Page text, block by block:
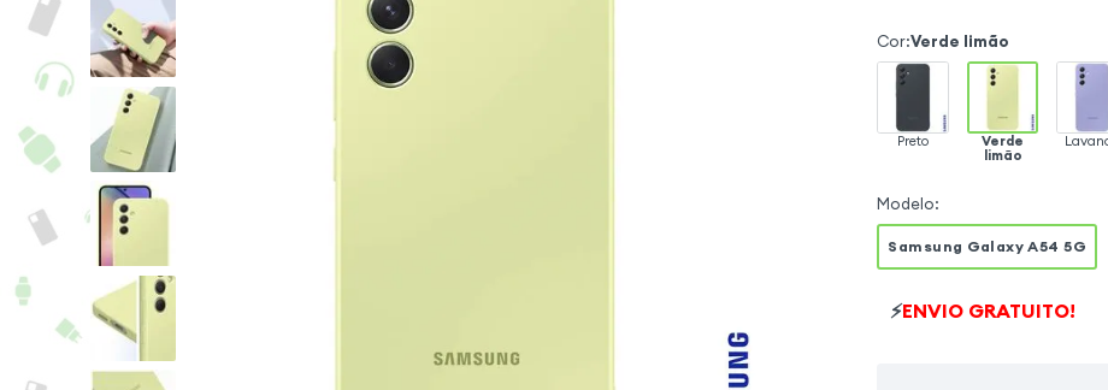
Cor:Verde limão
Preto
Verde
limão
Modelo:
Samsung Galaxy A54 5G
⚡ENVIO GRATUITO!